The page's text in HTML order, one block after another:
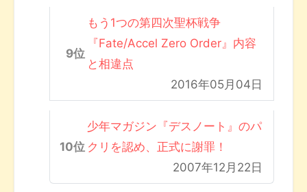
もう1つの第四次聖杯戦争
『Fate/Accel Zero Order』内容
と相違点
2016年05月04日
少年マガジン『デスノート』のパ
クリを認め、正式に謝罪！
2007年12月22日